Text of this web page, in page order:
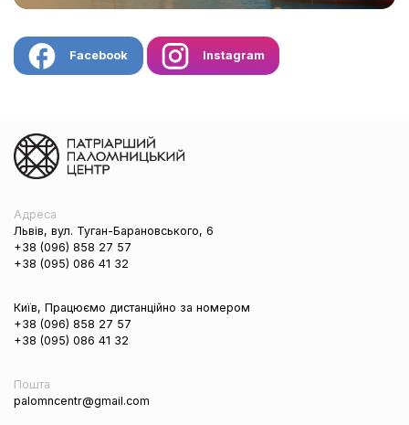
Facebook Instagram
Адреса
Львів, вул. Туган-Барановського, 6
+38 (096) 858 27 57
+38 (095) 086 41 32
Київ, Працюємо дистанційно за номером
+38 (096) 858 27 57
+38 (095) 086 41 32
Пошта
palomncentr@gmail.com